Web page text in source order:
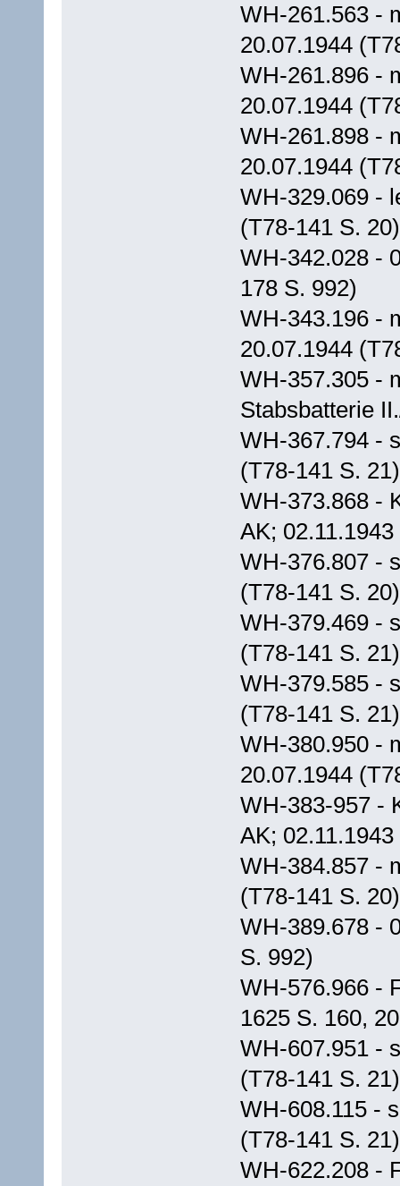
WH-261.563 -
20.07.1944
WH-261.896 -
20.07.1944
WH-261.898 -
20.07.1944
WH-329.069 -
(T78-141 S. 20)
WH-342.028 -
178 S. 992)
WH-343.196 -
20.07.1944
WH-357.305 -
Stabsbatterie
WH-367.794 -
(T78-141 S. 21)
WH-373.868 -
AK;
WH-376.807 -
(T78-141 S. 20)
WH-379.469 -
(T78-141 S. 21)
WH-379.585 -
(T78-141 S. 21)
WH-380.950 -
20.07.1944
WH-383-957 -
AK;
WH-384.857 -
(T78-141 S. 20)
WH-389.678 -
S. 992)
WH-576.966 -
1625 S. 160,
WH-607.951 -
(T78-141 S. 21)
WH-608.115 -
(T78-141 S. 21)
WH-622.208 -